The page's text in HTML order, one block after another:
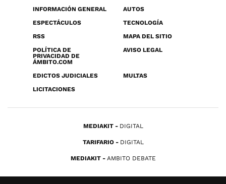
INFORMACIÓN GENERAL
AUTOS
ESPECTÁCULOS
TECNOLOGÍA
RSS
MAPA DEL SITIO
POLÍTICA DE
PRIVACIDAD DE
ÁMBITO.COM
AVISO LEGAL
EDICTOS JUDICIALES
MULTAS
LICITACIONES
MEDIAKIT DIGITAL
TARIFARIO DIGITAL
MEDIAKIT AMBITO DEBATE